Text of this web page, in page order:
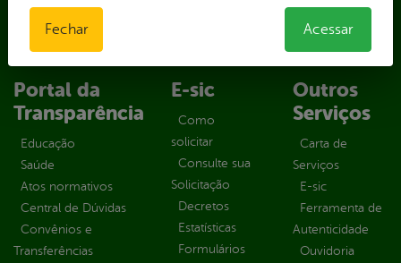
Superintendência de Trânsito e Transportes de Serra
Talhada-STTRANS
Transparência, Fiscalização e Controle
Portal da
Transparência
Educação
Saúde
Atos normativos
Central de Dúvidas
Convênios e
Transferências
E-sic
Como
solicitar
Consulte sua
Solicitação
Decretos
Estatísticas
Formulários
Outros
Serviços
Carta de
Serviços
E-sic
Ferramenta de
Autenticidade
Ouvidoria
Fechar Acessar